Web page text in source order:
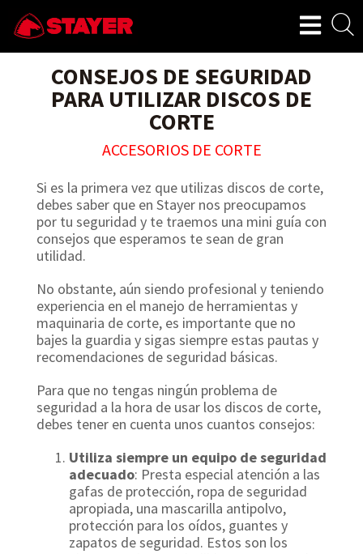
CONSEJOS DE SEGURIDAD
PARA UTILIZAR DISCOS DE
CORTE
ACCESORIOS DE CORTE
Si es la primera vez que utilizas discos de corte,
debes saber que en Stayer nos preocupamos
por tu seguridad y te traemos una mini guía con
consejos que esperamos te sean de gran
utilidad.
No obstante, aún siendo profesional y teniendo
experiencia en el manejo de herramientas y
maquinaria de corte, es importante que no
bajes la guardia y sigas siempre estas pautas y
recomendaciones de seguridad básicas.
Para que no tengas ningún problema de
seguridad a la hora de usar los discos de corte,
debes tener en cuenta unos cuantos consejos:
Utiliza siempre un equipo de seguridad
adecuado: Presta especial atención a las
gafas de protección, ropa de seguridad
apropiada, una mascarilla antipolvo,
protección para los oídos, guantes y
zapatos de seguridad. Estos son los